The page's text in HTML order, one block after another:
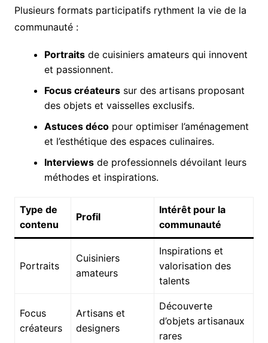
Plusieurs formats participatifs rythment la vie de la
communauté :
Portraitsde cuisiniers amateurs qui innovent
et passionnent.
Focus créateurssur des artisans proposant
des objets et vaisselles exclusifs.
Astuces décopour optimiser l’aménagement
et l’esthétique des espaces culinaires.
Interviewsde professionnels dévoilant leurs
méthodes et inspirations.
Type de
contenu
Profil
Intérêt pour la
communauté
Portraits
Cuisiniers
amateurs
Inspirations et
valorisation des
talents
Focus
créateurs
Artisans et
designers
Découverte
d’objets artisanaux
rares